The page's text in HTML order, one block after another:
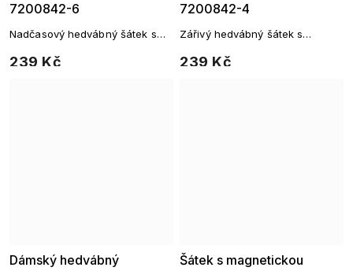
7200842-6
239 Kč
Nadčasový hedvábný šátek s
proužky
7200842-4
239 Kč
Zářivý hedvábný šátek s
paisley mix
Dámský hedvábný
Šátek s magnetickou